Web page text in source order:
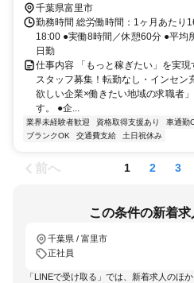
『アラビル』の2階です
千葉県富里市
勤務時間 総労働時間：1ヶ月あたり
18:00 ●実働8時間／休憩60分 ●平均
日勤
仕事内容 「もっと稼ぎたい」を実
スタッフ募集！転勤なし・インセン
欲しい企業×働きたい地域の求職者
す。 ●企...
業界未経験者歓迎 資格取得支援あり 車通勤
ブランクOK
交通費支給 土日祝休み
前へ 1 2 3
この条件の新着
千葉県 / 富里市
正社員
「LINEで受け取る」では、新着求人のほ